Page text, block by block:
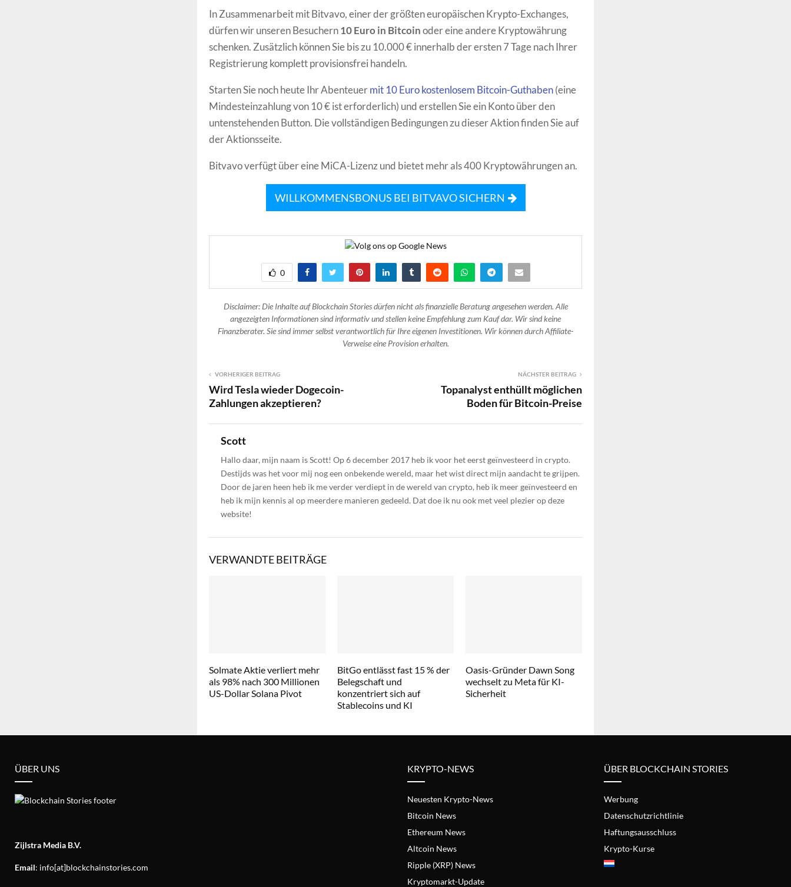
In Zusammenarbeit mit Bitvavo, einer der größten europäischen Krypto-Exchanges,
dürfen wir unseren Besuchern10 Euro in Bitcoinoder eine andere Kryptowährung
schenken. Zusätzlich können Sie bis zu 10.000 € innerhalb der ersten 7 Tage nach Ihrer
Registrierung komplett provisionsfrei handeln.
Starten Sie noch heute Ihr Abenteuermit 10 Euro kostenlosem Bitcoin-Guthaben(eine
Mindesteinzahlung von 10 € ist erforderlich) und erstellen Sie ein Konto über den
untenstehenden Button. Die vollständigen Bedingungen zu dieser Aktion finden Sie auf
der Aktionsseite.
Bitvavo verfügt über eine MiCA-Lizenz und bietet mehr als 400 Kryptowährungen an.
WILLKOMMENSBONUS BEI BITVAVO SICHERN
0
Disclaimer: Die Inhalte auf Blockchain Stories dürfen nicht als finanzielle Beratung angesehen werden. Alle
angezeigten Informationen sind informativ und stellen keine Empfehlung zum Kauf dar. Wir sind keine
Finanzberater. Sie sind immer selbst verantwortlich für Ihre eigenen Investitionen. Wir können durch Affiliate-
Verweise eine Provision erhalten.
VORHERIGER BEITRAG
Wird Tesla wieder Dogecoin-
Zahlungen akzeptieren?
NÄCHSTER BEITRAG
Topanalyst enthüllt möglichen
Boden für Bitcoin-Preise
Scott
Hallo daar, mijn naam is Scott! Op 6 december 2017 heb ik voor het eerst geïnvesteerd in crypto.
Destijds was het voor mij nog een onbekende wereld, maar het wist direct mijn aandacht te grijpen.
Door de jaren heen heb ik me verder verdiept in de wereld van crypto, heb ik meer geïnvesteerd en
heb ik mijn kennis al op meerdere manieren gedeeld. Dat doe ik nu ook met veel plezier op deze
website!
VERWANDTE BEITRÄGE
Solmate Aktie verliert mehr
als 98% nach 300 Millionen
US-Dollar Solana Pivot
BitGo entlässt fast 15 % der
Belegschaft und
konzentriert sich auf
Stablecoins und KI
Oasis-Gründer Dawn Song
wechselt zu Meta für KI-
Sicherheit
ÜBER UNS
Zijlstra Media B.V.
Email: info[at]blockchainstories.com
KRYPTO-NEWS
Neuesten Krypto-News
Bitcoin News
Ethereum News
Altcoin News
Ripple (XRP) News
Kryptomarkt-Update
ÜBER BLOCKCHAIN STORIES
Werbung
Datenschutzrichtlinie
Haftungsausschluss
Krypto-Kurse